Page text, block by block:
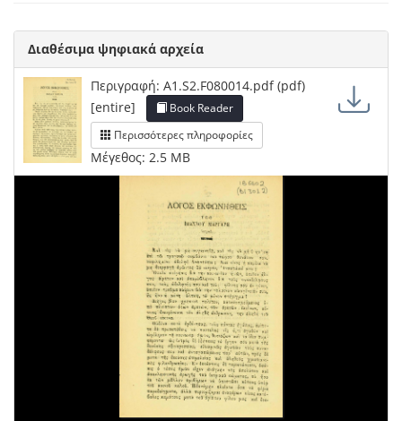
Διαθέσιμα ψηφιακά αρχεία
Περιγραφή: A1.S2.F080014.pdf (pdf)
[entire]
Book Reader
Περισσότερες πληροφορίες
Μέγεθος: 2.5 MB